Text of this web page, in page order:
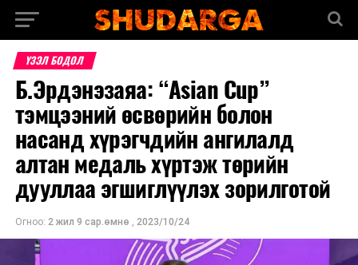
ҮЗЭЛ БОДОЛ
Б.Эрдэнэзаяа: “Asian Cup”
тэмцээний өсвөрийн болон
насанд хүрэгчдийн ангилалд
алтан медаль хүртэж төрийн
дууллаа эгшиглүүлэх зорилготой
Огноо: 2 жил 9 сар.өмнө , 2023/10/24